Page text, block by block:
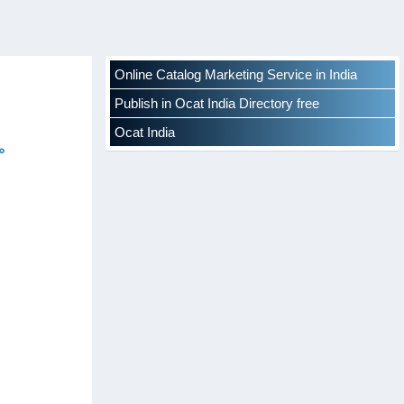
Online Catalog Marketing Service in India
Publish in Ocat India Directory free
Ocat India